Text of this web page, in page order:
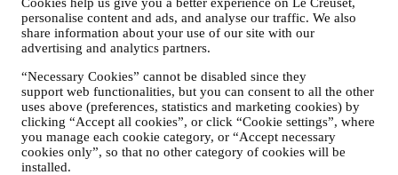
personalise content and ads, and analyse our traffic. We also
share information about your use of our site with our
advertising and analytics partners.
“Necessary Cookies” cannot be disabled since they
support web functionalities, but you can consent to all the other
uses above (preferences, statistics and marketing cookies) by
clicking “Accept all cookies”, or click “Cookie settings”, where
you manage each cookie category, or “Accept necessary
cookies only”, so that no other category of cookies will be
installed.
podem ser selecionadas ou personalizadas para si com base
nos detalhes que possuímos sobre si, como a sua localização,
histórico de compras ou preferências dos nossos produtos.
Usaremos os seus dados para entender melhor os seus
interesses. Isso permite-nos personalizar as nossas
comunicações para torná-las mais relevantes e interessantes.
Não haverá outros efeitos. Também reunimos estatísticas
sobre a abertura de e-mails e cliques usando tecnologias
padrão do setor (incluindo pixels de rastreamento em e-mail)
que nos ajudam a monitorar as nossas newsletters. Este
processamento é baseado no seu consentimento em receber